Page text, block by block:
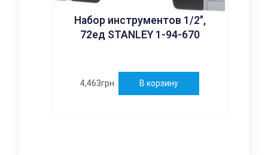
Набор инструментов 1/2″,
72ед STANLEY 1-94-670
4,463грн. В корзину